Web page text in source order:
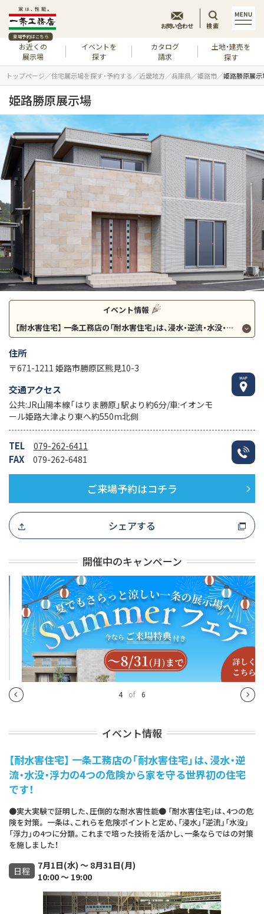
来場予約はこちら
お近くの
展示場
イベントを
探す
カタログ
請求
土地・建売を
探す
お問い合わせ 検索
トップページ 住宅展示場を探す・予約する 近畿地方 兵庫県 姫路市 姫路勝原展示
姫路勝原展示場
住所
〒671-1211 姫路市勝原区熊見10-3
交通アクセス
公共:JR山陽本線「はりま勝原」駅より約6分/車:イオンモ
ール姫路大津より東へ約550m北側
TEL 079-262-6411
FAX 079-262-6481
ご来場予約はコチラ
シェアする
イベント情報
【耐水害住宅】 一条工務店の「耐水害住宅」は、浸水・逆流・水没・浮力の4つの危険から家を守る世界初の住宅です！
開催中のキャンペーン
4 of 6
イベント情報
【耐水害住宅】 一条工務店の「耐水害住宅」は、浸水・逆
流・水没・浮力の4つの危険から家を守る世界初の住宅
です！
●実大実験で証明した、圧倒的な耐水害性能● 「耐水害住宅」は、4つの危
険を対策。 一条は、これらを危険ポイントと定め、「浸水」「逆流」「水没」
「浮力」の4つに分類。これまで培った技術を活かし、一条ならではの対策
を施しました！
日程
7月1日(水) ～ 8月31日(月)
10:00 ～ 19:00